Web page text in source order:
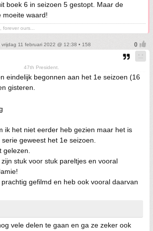
boek 6 in seizoen 5 gestopt. Maar de
moeite waard!
forever ours...
vrijdag 11 februari 2022 @ 12:38 • 158
47th President.
eindelijk begonnen aan het 1e seizoen (16
gisteren.
ik het niet eerder heb gezien maar het is
geweest het 1e seizoen.
gelezen.
stuk voor stuk pareltjes en vooral
gefilmd en heb ook vooral daarvan
vele delen te gaan en ga ze zeker ook